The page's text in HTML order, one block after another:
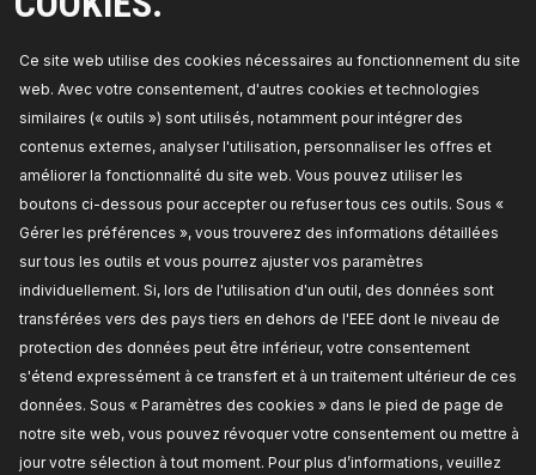
Ce site web utilise des cookies nécessaires au fonctionnement du site
web. Avec votre consentement, d'autres cookies et technologies
similaires (« outils ») sont utilisés, notamment pour intégrer des
contenus externes, analyser l'utilisation, personnaliser les offres et
améliorer la fonctionnalité du site web. Vous pouvez utiliser les
boutons ci-dessous pour accepter ou refuser tous ces outils. Sous «
Gérer les préférences », vous trouverez des informations détaillées
sur tous les outils et vous pourrez ajuster vos paramètres
individuellement. Si, lors de l'utilisation d'un outil, des données sont
transférées vers des pays tiers en dehors de l'EEE dont le niveau de
protection des données peut être inférieur, votre consentement
s'étend expressément à ce transfert et à un traitement ultérieur de ces
données. Sous « Paramètres des cookies » dans le pied de page de
notre site web, vous pouvez révoquer votre consentement ou mettre à
jour votre sélection à tout moment. Pour plus d’informations, veuillez
TARIF REVENDEUR
424I0220
RIDEX Filtre d'habitacle
Type de filtre:
particules,Longueur [mm]:228,Largeur [mm]:
Hauteur: 40,
Numéro de pièce
du fabricant:424I0220, Fabricant:RIDEX,
Numéro de EAN: 4059191330362
TARIF REVENDEUR
424I0222
RIDEX Filtre d'habitacle